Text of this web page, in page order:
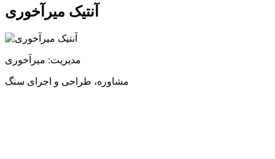
آنتیک میرآخوری
مدیریت: میرآخوری
مشاوره، طراحی و اجرای سنگ